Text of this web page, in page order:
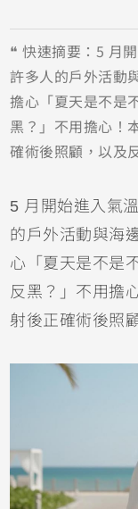
❝ 快速摘要：5 月
許多人的戶外活動
擔心「夏天是不是
黑？」不用擔心！
確術後照顧，以及
5 月開始進入氣
的戶外活動與海
心「夏天是不是
反黑？」不用擔
射後正確術後照